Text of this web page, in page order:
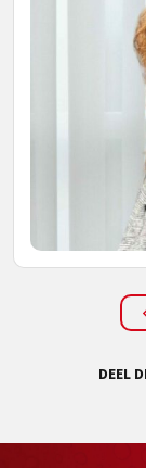
DEEL